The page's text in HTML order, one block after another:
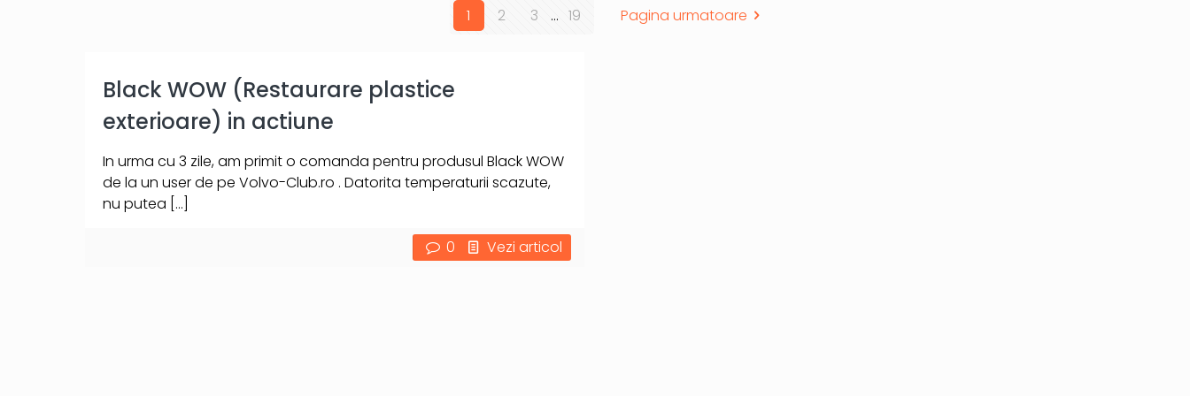
1 2 3 ... 19 Pagina urmatoare
Black WOW (Restaurare plastice
exterioare) in actiune
In urma cu 3 zile, am primit o comanda pentru produsul Black WOW
de la un user de pe Volvo-Club.ro . Datorita temperaturii scazute,
nu putea […]
0 Vezi articol